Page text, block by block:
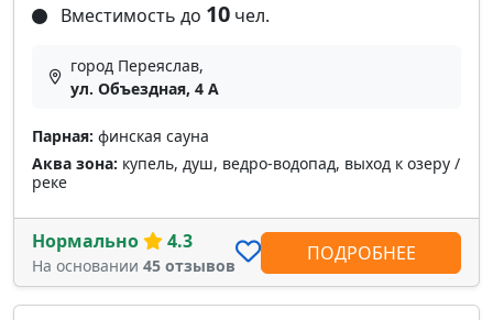
Вместимость до 10 чел.
город Переяслав,
ул. Объездная, 4 А
Парная: финская сауна
Аква зона: купель, душ, ведро-водопад, выход к озеру /
реке
Нормально 4.3
На основании 45 отзывов
ПОДРОБНЕЕ